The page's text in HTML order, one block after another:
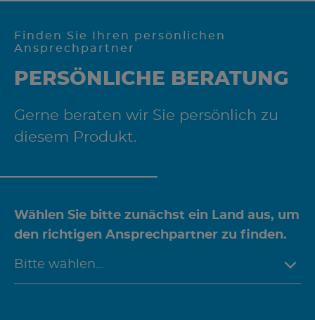
Finden Sie Ihren persönlichen
Ansprechpartner
PERSÖNLICHE BERATUNG
Gerne beraten wir Sie persönlich zu
diesem Produkt.
Wählen Sie bitte zunächst ein Land aus, um
den richtigen Ansprechpartner zu finden.